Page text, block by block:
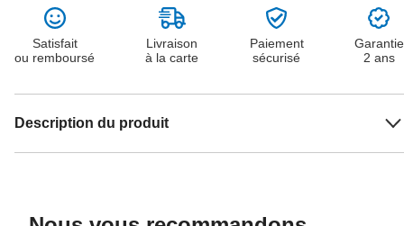
Satisfait
ou remboursé
Livraison
à la carte
Paiement
sécurisé
Garantie
2 ans
Description du produit